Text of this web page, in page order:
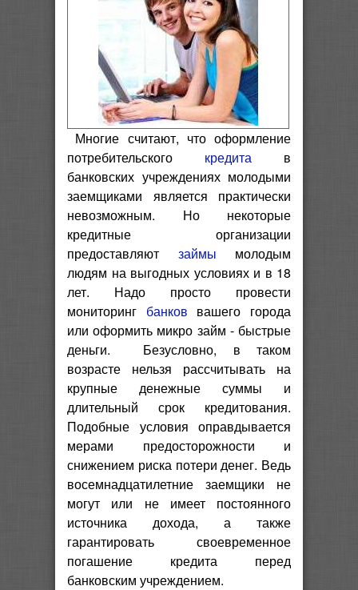
Многие считают, что оформление
потребительского кредита в
банковских учреждениях молодыми
заемщиками является практически
невозможным. Но некоторые
кредитные организации
предоставляют займы молодым
людям на выгодных условиях и в 18
лет. Надо просто провести
мониторинг банков вашего города
или оформить микро займ - быстрые
деньги. Безусловно, в таком
возрасте нельзя рассчитывать на
крупные денежные суммы и
длительный срок кредитования.
Подобные условия оправдывается
мерами предосторожности и
снижением риска потери денег. Ведь
восемнадцатилетние заемщики не
могут или не имеет постоянного
источника дохода, а также
гарантировать своевременное
погашение кредита перед
банковским учреждением.